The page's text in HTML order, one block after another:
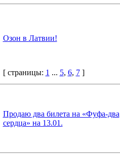
Озон в Латвии!
[ страницы: 1 ... 5, 6, 7]
Продаю два билета на «Фуфа-два
сердца» на 13.01.